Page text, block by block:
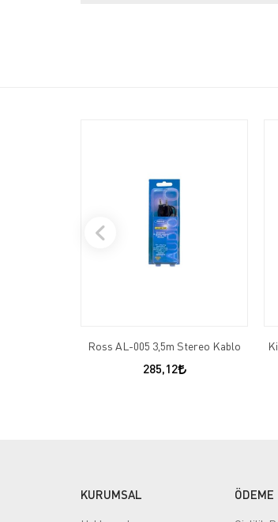
Ross AL-005 3,5m Stereo Kablo
285,12
KURUMSAL ÖDEME